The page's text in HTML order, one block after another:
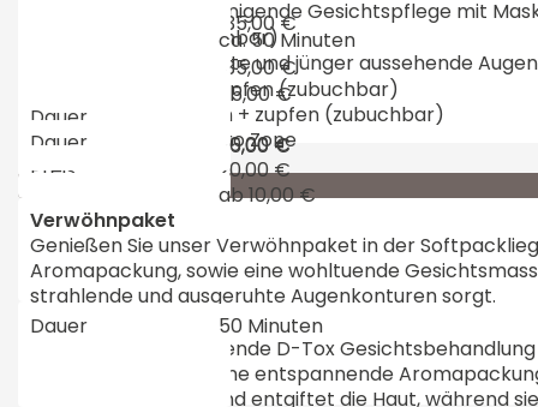
135,00 €
135,00 €
Genießen Sie eine reinigende Gesichtspflege mit
ca. 50 Minuten
85,00 €
Augenmaske (zubuchbar)
Strahlende, ausgeruhte und jünger aussehende
25,00 €
Wimpern färben + zupfen (zubuchbar)
20,00 €
Augenbrauen färben + zupfen (zubuchbar)
20,00 €
Gesichtsdepilation pro Zone
ab 10,00 €
Verwöhnpaket
Genießen Sie unser Verwöhnpaket in der
Aromapackung, sowie eine wohltuende
strahlende und ausgeruhte Augenkonturen sorgt.
50 Minuten
Wellnesspaket
Erleben Sie die reinigende D-Tox
Körperpeeling und eine entspannende
Behandlung reinigt und entgiftet die Haut, während